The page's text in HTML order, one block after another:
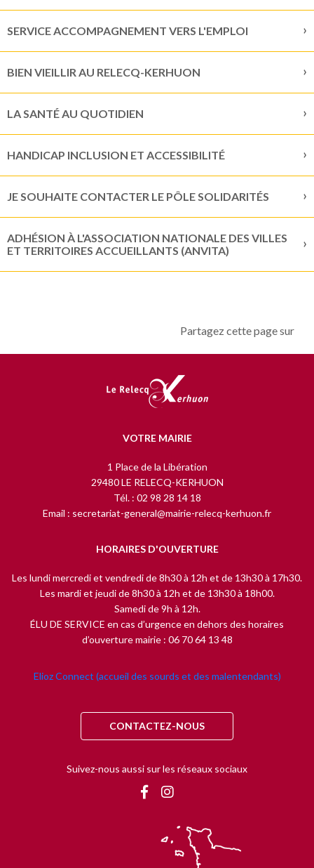
SERVICE ACCOMPAGNEMENT VERS L'EMPLOI
BIEN VIEILLIR AU RELECQ-KERHUON
LA SANTÉ AU QUOTIDIEN
HANDICAP INCLUSION ET ACCESSIBILITÉ
JE SOUHAITE CONTACTER LE PÔLE SOLIDARITÉS
ADHÉSION À L'ASSOCIATION NATIONALE DES VILLES
ET TERRITOIRES ACCUEILLANTS (ANVITA)
Partagez cette page sur
VOTRE MAIRIE
1 Place de la Libération
29480 LE RELECQ-KERHUON
Tél. : 02 98 28 14 18
Email : secretariat-general@mairie-relecq-kerhuon.fr
HORAIRES D'OUVERTURE
Les lundi mercredi et vendredi de 8h30 à 12h et de 13h30 à 17h30.
Les mardi et jeudi de 8h30 à 12h et de 13h30 à 18h00.
Samedi de 9h à 12h.
ÉLU DE SERVICE en cas d’urgence en dehors des horaires
d’ouverture mairie : 06 70 64 13 48
Elioz Connect (accueil des sourds et des malentendants)
CONTACTEZ-NOUS
Suivez-nous aussi sur les réseaux sociaux